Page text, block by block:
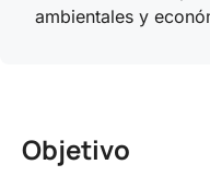
ambientales y
Objetivo